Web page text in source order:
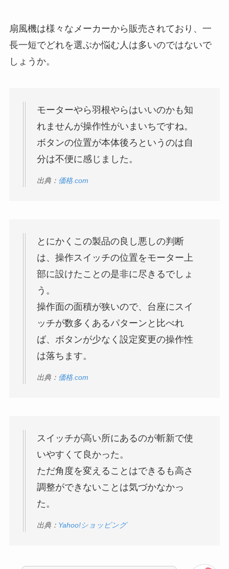
扇風機は様々なメーカーから販売されており、一
長一短でどれを選ぶか悩む人は多いのではないで
しょうか。
モーターやら羽根やらはいいのかも知
れませんが操作性がいまいちですね。
ボタンの位置が本体後ろというのは自
分は不便に感じました。
出典： 価格.com
とにかくこの製品の良し悪しの判断
は、操作スイッチの位置をモーター上
部に設けたことの是非に尽きるでしょ
う。
操作面の面積が狭いので、台座にスイ
ッチが数多くあるパターンと比べれ
ば、ボタンが少なく設定変更の操作性
は落ちます。
出典： 価格.com
スイッチが高い所にあるのが斬新で使
いやすくて良かった。
ただ角度を変えることはできるも高さ
調整ができないことは気づかなかっ
た。
出典： Yahoo!ショッピング